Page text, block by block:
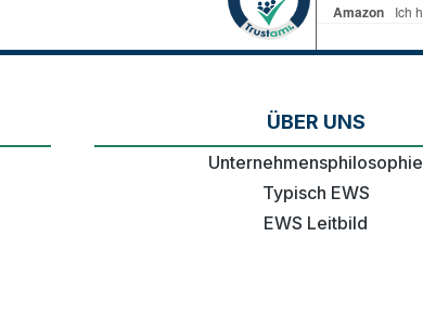
ÜBER UNS
Unternehmensphilosophie
Typisch EWS
EWS Leitbild